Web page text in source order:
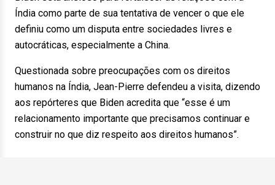
Índia como parte de sua tentativa de vencer o que ele
definiu como um disputa entre sociedades livres e
autocráticas, especialmente a China.
Questionada sobre preocupações com os direitos
humanos na Índia, Jean-Pierre defendeu a visita, dizendo
aos repórteres que Biden acredita que “esse é um
relacionamento importante que precisamos continuar e
construir no que diz respeito aos direitos humanos”.